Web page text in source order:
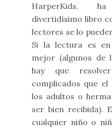
HarperKids,
divertidísimo libro
lectores se lo
Si la lectura es
mejor (algunos de
hay que
complicados que
los adultos o
ser bien recibida).
cualquier niño o